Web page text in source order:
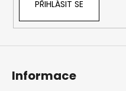
PŘIHLÁSIT SE
Informace